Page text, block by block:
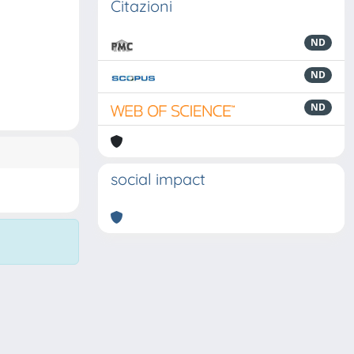
Citazioni
ND
ND
ND
social impact